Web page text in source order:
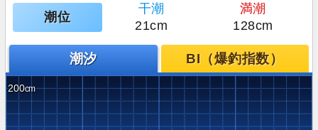
潮位
干潮
満潮
21cm
128cm
潮汐 BI（爆釣指数）
200